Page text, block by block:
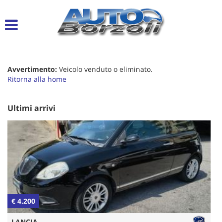
Avvertimento: Veicolo venduto o eliminato.
Ritorna alla home
Ultimi arrivi
€ 4.200
Le
tue
Il
ti
esprimere
tue
preferenze
di
consenso
alle
tecnologie
di